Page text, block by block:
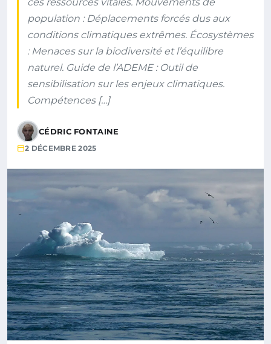
population : Déplacements forcés dus aux
conditions climatiques extrêmes. Écosystèmes
: Menaces sur la biodiversité et l’équilibre
naturel. Guide de l’ADEME : Outil de
sensibilisation sur les enjeux climatiques.
Compétences […]
CÉDRIC FONTAINE
2 DÉCEMBRE 2025